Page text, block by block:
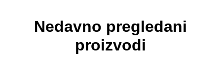
Nedavno pregledani
proizvodi